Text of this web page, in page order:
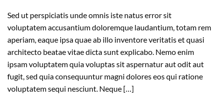
Sed ut perspiciatis unde omnis iste natus error sit
voluptatem accusantium doloremque laudantium, totam rem
aperiam, eaque ipsa quae ab illo inventore veritatis et quasi
architecto beatae vitae dicta sunt explicabo. Nemo enim
ipsam voluptatem quia voluptas sit aspernatur aut odit aut
fugit, sed quia consequuntur magni dolores eos qui ratione
voluptatem sequi nesciunt. Neque […]